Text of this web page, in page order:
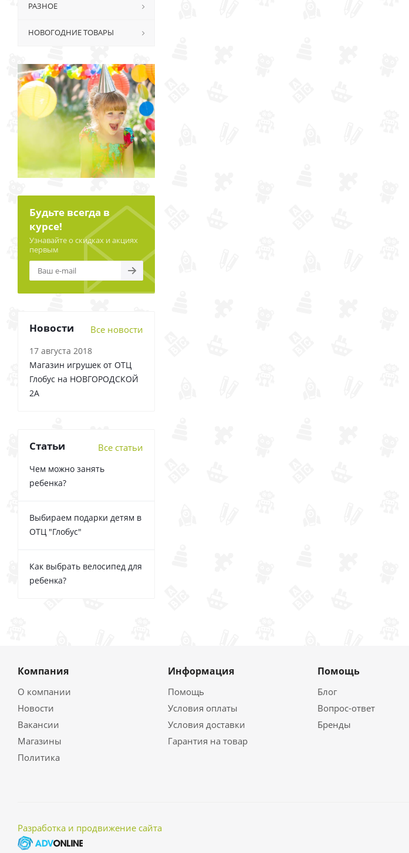
РАЗНОЕ
НОВОГОДНИЕ ТОВАРЫ
Будьте всегда в
курсе!
Узнавайте о скидках и акциях
первым
Новости Все новости
17 августа 2018
Магазин игрушек от ОТЦ
Глобус на НОВГОРОДСКОЙ
2А
Статьи Все статьи
Чем можно занять
ребенка?
Выбираем подарки детям в
ОТЦ "Глобус"
Как выбрать велосипед для
ребенка?
Компания
О компании
Новости
Вакансии
Магазины
Политика
Информация
Помощь
Условия оплаты
Условия доставки
Гарантия на товар
Помощь
Блог
Вопрос-ответ
Бренды
Разработка и продвижение сайта